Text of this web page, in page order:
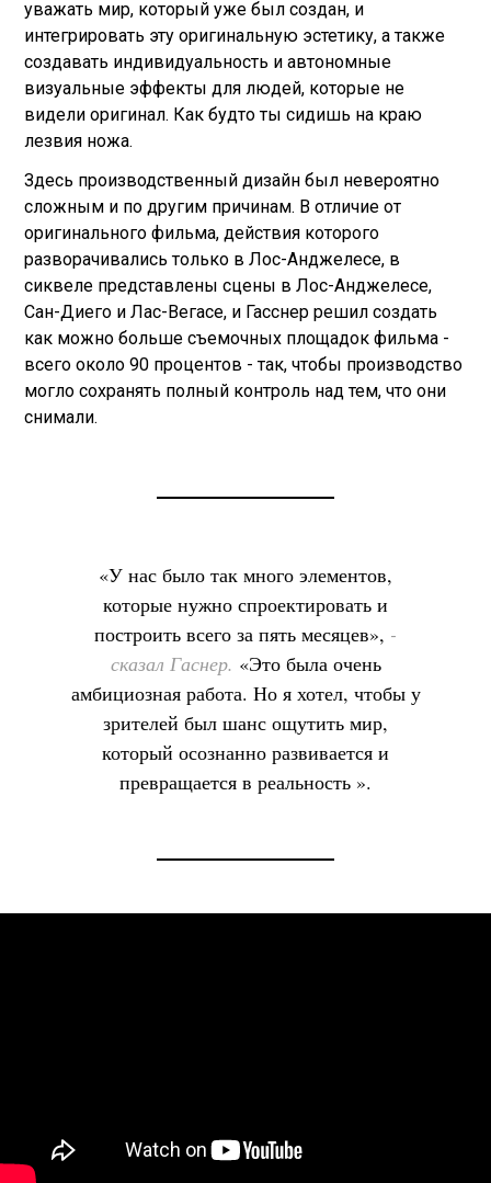
уважать мир, который уже был создан, и
интегрировать эту оригинальную эстетику, а также
создавать индивидуальность и автономные
визуальные эффекты для людей, которые не
видели оригинал. Как будто ты сидишь на краю
лезвия ножа.
Здесь производственный дизайн был невероятно
сложным и по другим причинам. В отличие от
оригинального фильма, действия которого
разворачивались только в Лос-Анджелесе, в
сиквеле представлены сцены в Лос-Анджелесе,
Сан-Диего и Лас-Вегасе, и Гасснер решил создать
как можно больше съемочных площадок фильма -
всего около 90 процентов - так, чтобы производство
могло сохранять полный контроль над тем, что они
снимали.
«У нас было так много элементов,
которые нужно спроектировать и
построить всего за пять месяцев», -
сказал Гаснер. «Это была очень
амбициозная работа. Но я хотел, чтобы у
зрителей был шанс ощутить мир,
который осознанно развивается и
превращается в реальность ».